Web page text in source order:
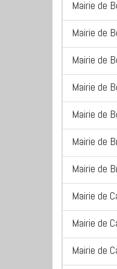
Mairie de
Mairie de
Mairie de
Mairie de
Mairie de
Mairie de
Mairie de
Mairie de
Mairie de
Mairie de